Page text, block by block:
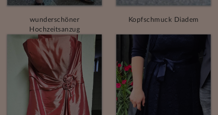
wunderschöner
Hochzeitsanzug
Kopfschmuck Diadem